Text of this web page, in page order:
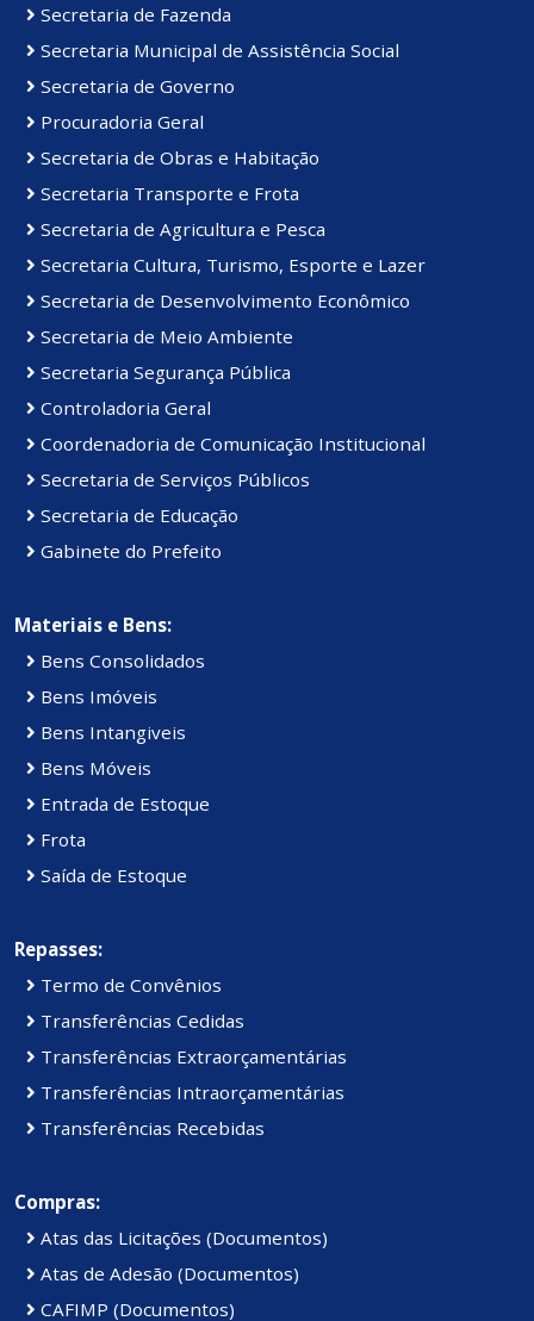
Secretaria de Fazenda
Secretaria Municipal de Assistência Social
Secretaria de Governo
Procuradoria Geral
Secretaria de Obras e Habitação
Secretaria Transporte e Frota
Secretaria de Agricultura e Pesca
Secretaria Cultura, Turismo, Esporte e Lazer
Secretaria de Desenvolvimento Econômico
Secretaria de Meio Ambiente
Secretaria Segurança Pública
Controladoria Geral
Coordenadoria de Comunicação Institucional
Secretaria de Serviços Públicos
Secretaria de Educação
Gabinete do Prefeito
Materiais e Bens:
Bens Consolidados
Bens Imóveis
Bens Intangiveis
Bens Móveis
Entrada de Estoque
Frota
Saída de Estoque
Repasses:
Termo de Convênios
Transferências Cedidas
Transferências Extraorçamentárias
Transferências Intraorçamentárias
Transferências Recebidas
Compras:
Atas das Licitações (Documentos)
Atas de Adesão (Documentos)
CAFIMP (Documentos)